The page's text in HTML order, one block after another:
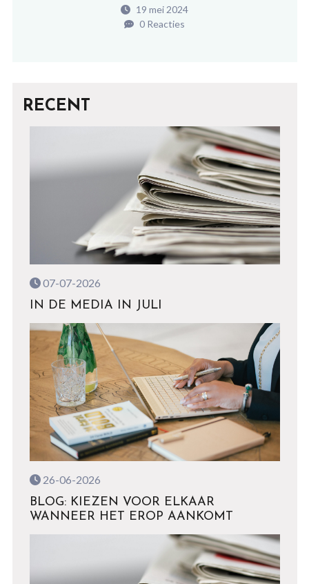
19 mei 2024
0 Reacties
RECENT
07-07-2026
IN DE MEDIA IN JULI
26-06-2026
BLOG: KIEZEN VOOR ELKAAR
WANNEER HET EROP AANKOMT